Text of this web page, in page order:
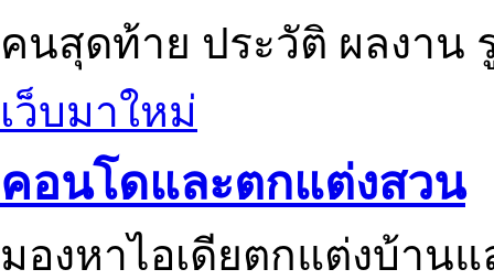
คนสุดท้าย ประวัติ ผลงาน
เว็บมาใหม่
คอนโดและตกแต่งสวน
มองหาไอเดียตกแต่งบ้าน